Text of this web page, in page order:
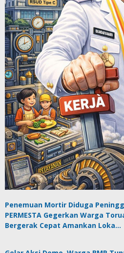
Penemuan Mortir Diduga
PERMESTA Gegerkan Warga
Bergerak Cepat Amankan Loka…